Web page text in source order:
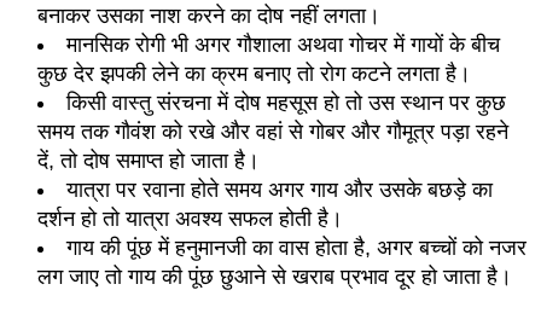
बनाकर उसका नाश करने का दोष नहीं लगता।
मानसिक रोगी भी अगर गौशाला अथवा गोचर में गायों के बीच
कुछ देर झपकी लेने का क्रम बनाए तो रोग कटने लगता है।
किसी वास्‍तु संरचना में दोष महसूस हो तो उस स्‍थान पर कुछ
समय तक गौवंश को रखे और वहां से गोबर और गौमूत्र पड़ा रहने
दें, तो दोष समाप्‍त हो जाता है।
यात्रा पर रवाना होते समय अगर गाय और उसके बछड़े का
दर्शन हो तो यात्रा अवश्‍य सफल होती है।
गाय की पूंछ में हनुमानजी का वास होता है, अगर बच्‍चों को नजर
लग जाए तो गाय की पूंछ छुआने से खराब प्रभाव दूर हो जाता है।